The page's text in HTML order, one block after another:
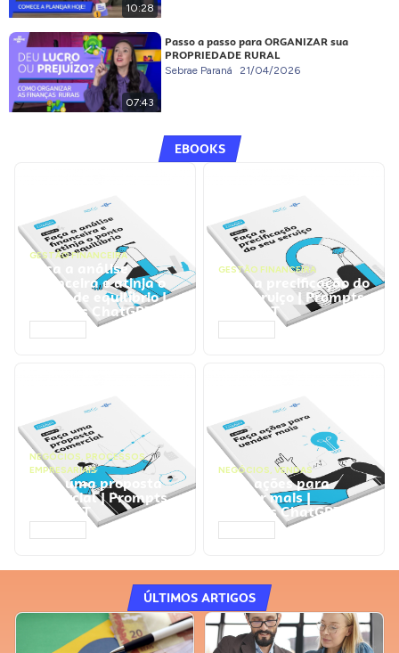
10:28
07:43
Passo a passo para ORGANIZAR sua
PROPRIEDADE RURAL
Sebrae Paraná 21/04/2026
EBOOKS
GESTÃO FINANCEIRA
Faça a análise
financeira e atinja o
ponto de equilíbrio |
Prompts ChatGPT
GESTÃO FINANCEIRA
Faça a precificação do
seu serviço | Prompts
ChatGPT
NEGÓCIOS, PROCESSOS
EMPRESARIAIS
Faça uma proposta
comercial | Prompts
ChatGPT
NEGÓCIOS, VENDAS
Faça ações para
vender mais |
Prompts ChatGPT
ÚLTIMOS ARTIGOS